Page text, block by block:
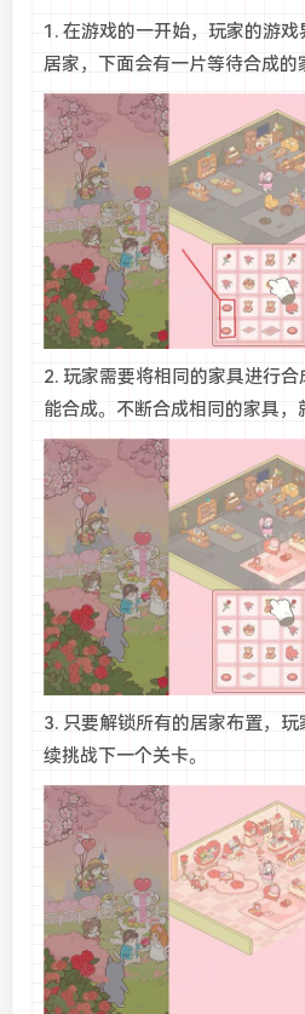
1. 在游戏的一开始，玩家的游
居家，下面会有一片等待合成的
2. 玩家需要将相同的家具进行
能合成。不断合成相同的家具，
3. 只要解锁所有的居家布置，
续挑战下一个关卡。